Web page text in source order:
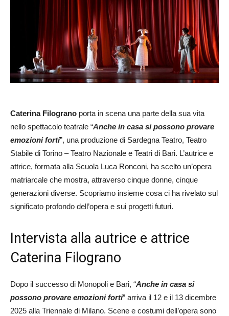
Caterina Filograno porta in scena una parte della sua vita
nello spettacolo teatrale “Anche in casa si possono provare
emozioni forti”, una produzione di Sardegna Teatro, Teatro
Stabile di Torino – Teatro Nazionale e Teatri di Bari. L’autrice e
attrice, formata alla Scuola Luca Ronconi, ha scelto un’opera
matriarcale che mostra, attraverso cinque donne, cinque
generazioni diverse. Scopriamo insieme cosa ci ha rivelato sul
significato profondo dell’opera e sui progetti futuri.
Intervista alla autrice e attrice
Caterina Filograno
Dopo il successo di Monopoli e Bari, “Anche in casa si
possono provare emozioni forti” arriva il 12 e il 13 dicembre
2025 alla Triennale di Milano. Scene e costumi dell’opera sono